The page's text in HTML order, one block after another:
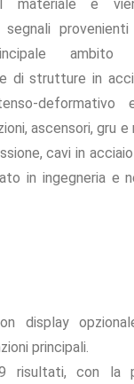
materiale e
segnali
ambito
di strutture in
deformativo
ascensori, gru e
cavi in
in ingegneria e
display
principali.
risultati, con la